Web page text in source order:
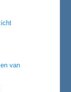
van